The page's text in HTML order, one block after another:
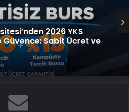
2026 YKS
Güvence: Sabit Ücret ve